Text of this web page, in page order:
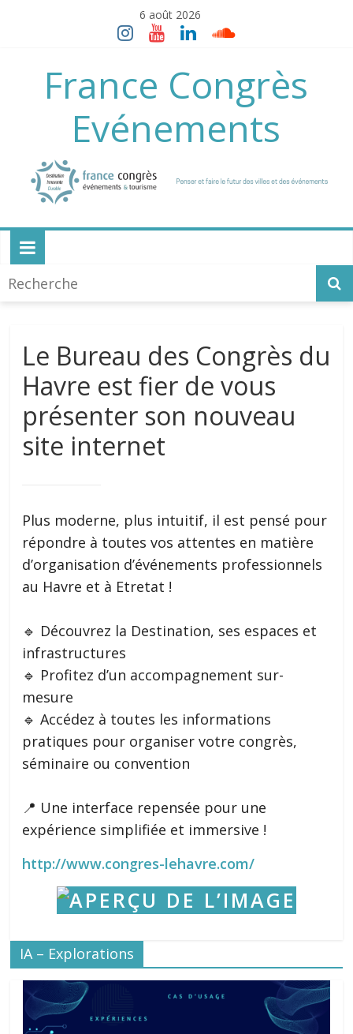
6 août 2026
France Congrès
Evénements
Le Bureau des Congrès du
Havre est fier de vous
présenter son nouveau
site internet
Plus moderne, plus intuitif, il est pensé pour
répondre à toutes vos attentes en matière
d’organisation d’événements professionnels
au Havre et à Etretat !
🔹 Découvrez la Destination, ses espaces et
infrastructures
🔹 Profitez d’un accompagnement sur-
mesure
🔹 Accédez à toutes les informations
pratiques pour organiser votre congrès,
séminaire ou convention
📍 Une interface repensée pour une
expérience simplifiée et immersive !
http://www.congres-lehavre.com/
IA – Explorations